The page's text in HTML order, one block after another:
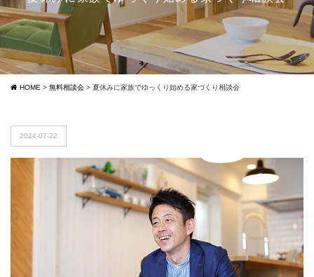
HOME > 無料相談会 > 夏休みに家族でゆっくり始める家づくり相談会
2024-07-22